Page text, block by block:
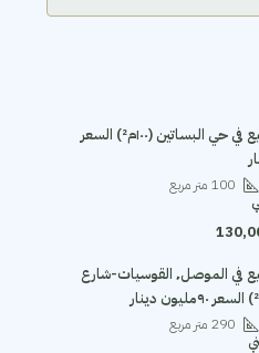
دار زراعي للبيع في حي البساتين (١٠٠م²) السعر
100 متر مربع
دار سكني للبيع في الموصل٬ القوسيات-شارع
290 متر مربع